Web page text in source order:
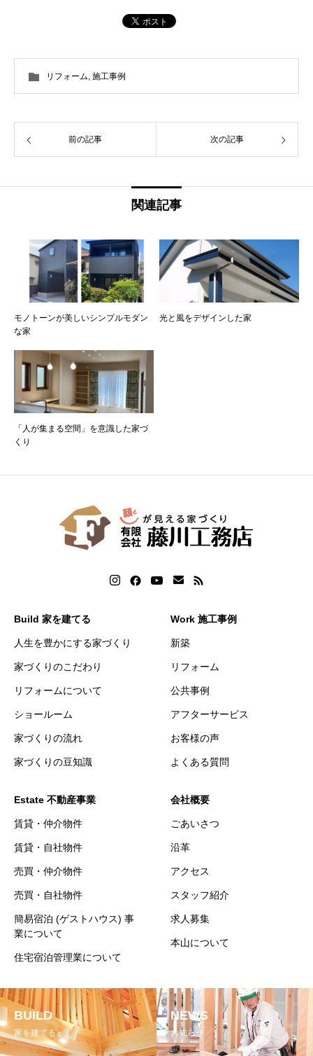
リフォーム, 施工事例
前の記事 次の記事
関連記事
モノトーンが美しいシンプルモダン
な家
光と風をデザインした家
「人が集まる空間」を意識した家づ
くり
Build 家を建てる
人生を豊かにする家づくり
家づくりのこだわり
リフォームについて
ショールーム
家づくりの流れ
家づくりの豆知識
Work 施工事例
新築
リフォーム
公共事例
アフターサービス
お客様の声
よくある質問
Estate 不動産事業
賃貸・仲介物件
賃貸・自社物件
売買・仲介物件
売買・自社物件
簡易宿泊 (ゲストハウス) 事
業について
住宅宿泊管理業について
会社概要
ごあいさつ
沿革
アクセス
スタッフ紹介
求人募集
本山について
BUILD
家を建てる
NEWS
お知らせ